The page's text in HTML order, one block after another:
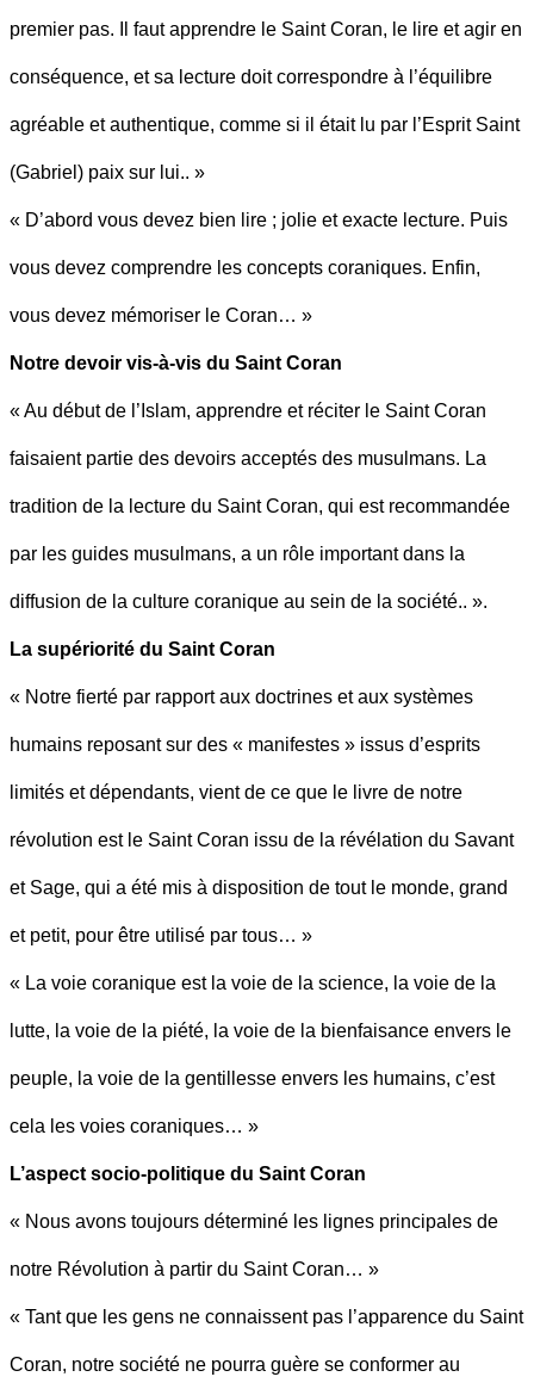
premier pas. Il faut apprendre le Saint Coran, le lire et agir en
conséquence, et sa lecture doit correspondre à l’équilibre
agréable et authentique, comme si il était lu par l’Esprit Saint
(Gabriel) paix sur lui.. »
« D’abord vous devez bien lire ; jolie et exacte lecture. Puis
vous devez comprendre les concepts coraniques. Enfin,
vous devez mémoriser le Coran… »
Notre devoir vis-à-vis du Saint Coran
« Au début de l’Islam, apprendre et réciter le Saint Coran
faisaient partie des devoirs acceptés des musulmans. La
tradition de la lecture du Saint Coran, qui est recommandée
par les guides musulmans, a un rôle important dans la
diffusion de la culture coranique au sein de la société.. ».
La supériorité du Saint Coran
« Notre fierté par rapport aux doctrines et aux systèmes
humains reposant sur des « manifestes » issus d’esprits
limités et dépendants, vient de ce que le livre de notre
révolution est le Saint Coran issu de la révélation du Savant
et Sage, qui a été mis à disposition de tout le monde, grand
et petit, pour être utilisé par tous… »
« La voie coranique est la voie de la science, la voie de la
lutte, la voie de la piété, la voie de la bienfaisance envers le
peuple, la voie de la gentillesse envers les humains, c’est
cela les voies coraniques… »
L’aspect socio-politique du Saint Coran
« Nous avons toujours déterminé les lignes principales de
notre Révolution à partir du Saint Coran… »
« Tant que les gens ne connaissent pas l’apparence du Saint
Coran, notre société ne pourra guère se conformer au